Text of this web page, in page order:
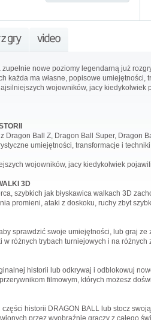
nowe poziomy legendarną już
każda ma własne, popisowe umiejętności,
wojowników, jacy kiedykolwiek
Dragon Ball Z, Dragon Ball Super, Dragon
umiejętności, transformacje i
wojowników, jacy kiedykolwiek
3D
szybkich jak błyskawica walkach 3D
promieni, ataki z doskoku, ruchy zbyt
sprawdzić swoje umiejętności, lub graj
w różnych trybach turniejowych i na różnych
historii lub odkrywaj i odblokowuj
filmowym, których możesz
historii DRAGON BALL lub stocz
przez wyobraźnię graczy z całego